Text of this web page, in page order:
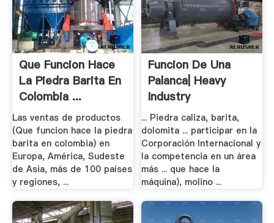
Que Funcion Hace
La Piedra Barita En
Colombia ...
Las ventas de productos
(Que funcion hace la piedra
barita en colombia) en
Europa, América, Sudeste
de Asia, más de 100 países
y regiones, ...
Funcion De Una
Palanca| Heavy
Industry
... Piedra caliza, barita,
dolomita ... participar en la
Corporación Internacional y
la competencia en un área
más ... que hace la
máquina), molino ...